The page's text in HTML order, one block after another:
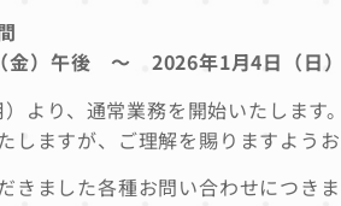
金）午後 ～ 2026年1月4日（日）
より、通常業務を開始いたします。
しますが、ご理解を賜りますようお
きました各種お問い合わせにつき